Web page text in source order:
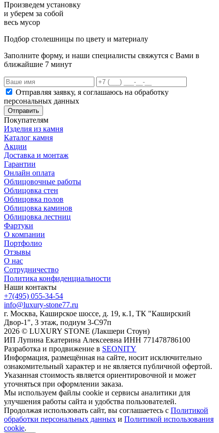
Произведем установку
и уберем за собой
весь мусор
Подбор столешницы по цвету и материалу
Заполните форму, и наши специалисты свяжутся с Вами в
ближайшие 7 минут
Отправляя заявку, я соглашаюсь на обработку
персональных данных
Отправить
Покупателям
Изделия из камня
Каталог камня
Акции
Доставка и монтаж
Гарантии
Онлайн оплата
Облицовочные работы
Облицовка стен
Облицовка полов
Облицовка каминов
Облицовка лестниц
Фартуки
О компании
Портфолио
Отзывы
О нас
Сотрудничество
Политика конфиденциальности
Наши контакты
+7(495) 055-34-54
info@luxury-stone77.ru
г. Москва, Каширское шоссе, д. 19, к.1, ТК "Каширский
Двор-1", 3 этаж, подиум 3-С97п
2026 © LUXURY STONE (Лакшери Стоун)
ИП Лупина Екатерина Алексеевна ИНН 771478786100
Разработка и продвижение в SEONITY
Информация, размещённая на сайте, носит исключительно
ознакомительный характер и не является публичной офертой.
Указанная стоимость является ориентировочной и может
уточняться при оформлении заказа.
Мы используем файлы cookie и сервисы аналитики для
улучшения работы сайта и удобства пользователей.
Продолжая использовать сайт, вы соглашаетесь с Политикой
обработки персональных данных и Политикой использования
cookie.